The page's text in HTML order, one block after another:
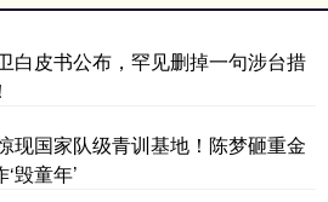
白皮书公布，罕见删掉一句涉台措
现国家队级青训基地！陈梦砸重金
毁童年’